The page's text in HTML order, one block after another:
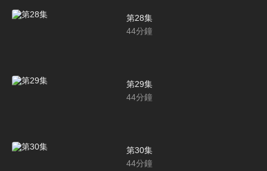
第28集
44分鐘
第29集
44分鐘
第30集
44分鐘